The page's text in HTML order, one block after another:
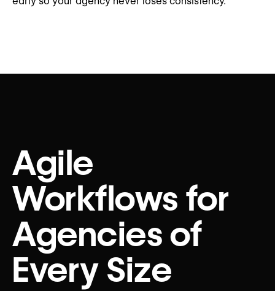
Agile
Workflows for
Agencies of
Every Size